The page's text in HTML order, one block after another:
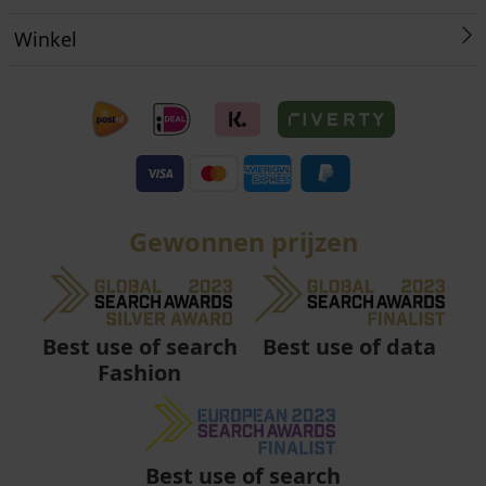
Winkel
Gewonnen prijzen
Best use of search
Fashion
Best use of data
Best use of search